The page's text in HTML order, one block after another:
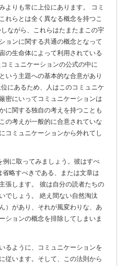
よりも常に上位にあります。 コミ
れらとは全く異なる概念を持つこ
ながら、これらはたまたまこの宇
ョンに関する共通の概念となって
の生命体によって利用されている
ミュニケーションの公式の中に
いう主題への基本的な合意があり
にあるため、人はこのコミュニケ
密にいってコミュニケーションは
に関する独自の考えを持つことも
の考えが一般的に合意されていな
コミュニケーションから外れてし
例に取ってみましょう。彼はすべ
略すべきである、または文章は
張します。 彼は自分の読者たちの
でしょう。 絶え間ない自然淘汰
）があり、それが風変わりな、あ
ションの概念を排除してしまいま
るように、コミュニケーションを
従います。そして、この法則から